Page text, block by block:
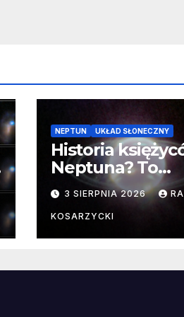
NEPTUN UKŁAD SŁONECZNY
Historia
Neptuna? To
skomplikowane
3 SIERPNIA 2026
KOSARZYCKI